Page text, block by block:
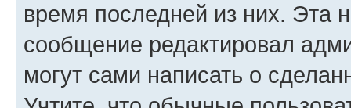
время последней из них. Эта
сообщение редактировал
могут сами написать о